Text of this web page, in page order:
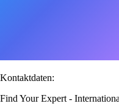
Kontaktdaten:
Find Your Expert -